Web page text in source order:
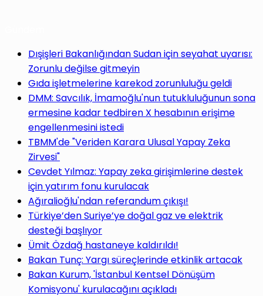
Dışişleri Bakanlığından Sudan için seyahat uyarısı:
Zorunlu değilse gitmeyin
Gıda işletmelerine karekod zorunluluğu geldi
DMM: Savcılık, İmamoğlu'nun tutukluluğunun sona
ermesine kadar tedbiren X hesabının erişime
engellenmesini istedi
TBMM'de "Veriden Karara Ulusal Yapay Zeka
Zirvesi"
Cevdet Yılmaz: Yapay zeka girişimlerine destek
için yatırım fonu kurulacak
Ağıralioğlu'ndan referandum çıkışı!
Türkiye’den Suriye’ye doğal gaz ve elektrik
desteği başlıyor
Ümit Özdağ hastaneye kaldırıldı!
Bakan Tunç: Yargı süreçlerinde etkinlik artacak
Bakan Kurum, 'İstanbul Kentsel Dönüşüm
Komisyonu' kurulacağını açıkladı